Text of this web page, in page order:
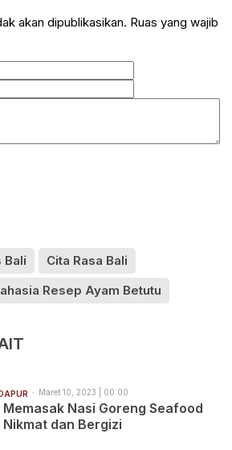
akan dipublikasikan. Ruas yang wajib
Bali
Cita Rasa Bali
Resep Ayam Betutu
Maret 10, 2023 | 00:00
Memasak Nasi Goreng Seafood
dan Bergizi